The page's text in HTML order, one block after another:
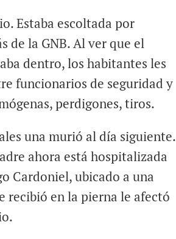
Estaba escoltada por
de la GNB. Al ver que el
dentro, los habitantes les
funcionarios de seguridad y
perdigones, tiros.
una murió al día siguiente.
ahora está hospitalizada
Cardoniel, ubicado a una
recibió en la pierna le afectó